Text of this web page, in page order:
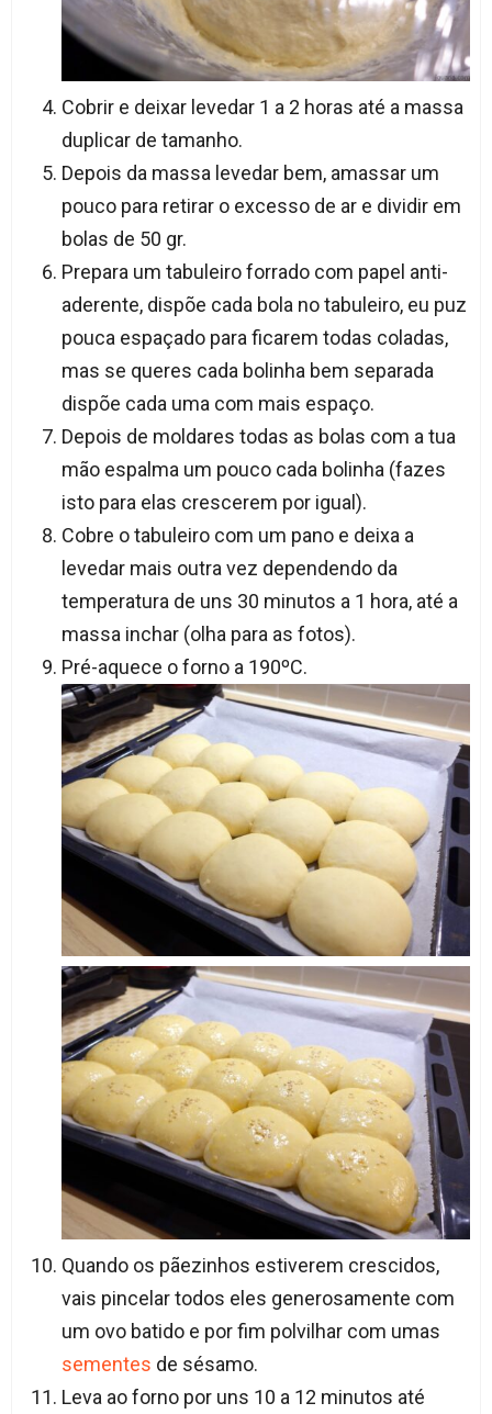
Cobrir e deixar levedar 1 a 2 horas até a massa
duplicar de tamanho.
Depois da massa levedar bem, amassar um
pouco para retirar o excesso de ar e dividir em
bolas de 50 gr.
Prepara um tabuleiro forrado com papel anti-
aderente, dispõe cada bola no tabuleiro, eu puz
pouca espaçado para ficarem todas coladas,
mas se queres cada bolinha bem separada
dispõe cada uma com mais espaço.
Depois de moldares todas as bolas com a tua
mão espalma um pouco cada bolinha (fazes
isto para elas crescerem por igual).
Cobre o tabuleiro com um pano e deixa a
levedar mais outra vez dependendo da
temperatura de uns 30 minutos a 1 hora, até a
massa inchar (olha para as fotos).
Pré-aquece o forno a 190ºC.
Quando os pãezinhos estiverem crescidos,
vais pincelar todos eles generosamente com
um ovo batido e por fim polvilhar com umas
sementes de sésamo.
Leva ao forno por uns 10 a 12 minutos até